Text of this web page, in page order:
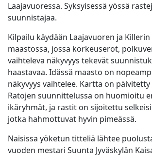
Laajavuoressa. Syksyisessä yössä
suunnistajaa.
Kilpailu käydään Laajavuoren ja
maastossa, jossa korkeuserot,
vaihteleva näkyvyys tekevät
haastavaa. Idässä maasto on
näkyvyys vaihtelee. Kartta on
Ratojen suunnittelussa on huomioitu
ikäryhmät, ja rastit on sijoitettu
jotka hahmottuvat hyvin pimeässä.
Naisissa yöketun titteliä lähtee
vuoden mestari Suunta Jyväskylän